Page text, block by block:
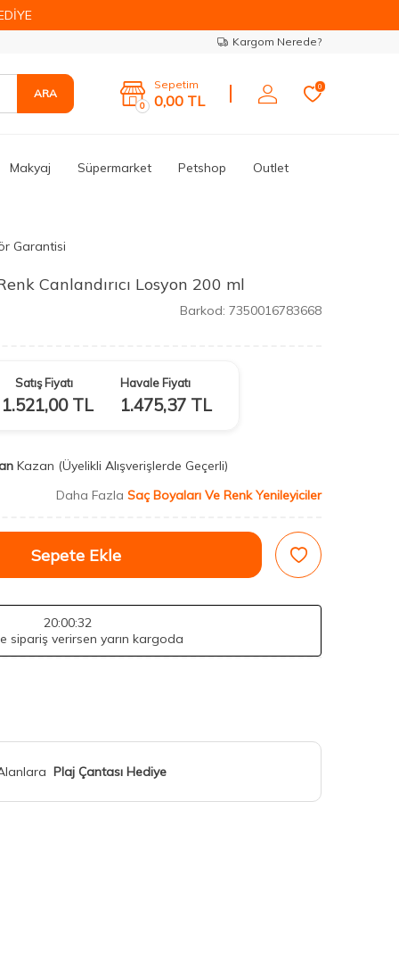
Kargom Nerede?
ARA
0
Sepetim
0,00 TL
0
Makyaj Süpermarket Petshop Outlet
Garantisi
Canlandırıcı Losyon 200 ml
Barkod: 7350016783668
Satış Fiyatı
1.521,00TL
Havale Fiyatı
1.475,37 TL
Kazan (Üyelikli Alışverişlerde Geçerli)
Daha Fazla Saç Boyaları Ve Renk Yenileyiciler
Sepete Ekle
20:00:31
sipariş verirsen yarın kargoda
Plaj Çantası Hediye